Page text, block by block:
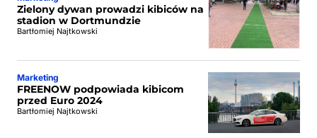
Zielony dywan prowadzi kibiców na
stadion w Dortmundzie
Bartłomiej Najtkowski
Marketing
FREENOW podpowiada kibicom
przed Euro 2024
Bartłomiej Najtkowski